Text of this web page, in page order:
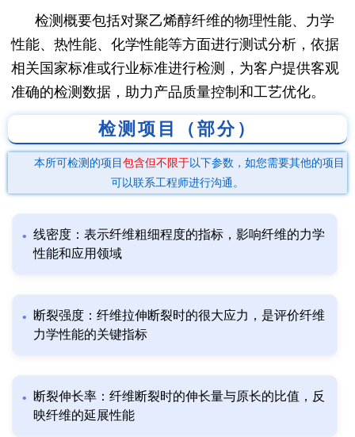
检测概要包括对聚乙烯醇纤维的物理性能、力学
性能、热性能、化学性能等方面进行测试分析，依据
相关国家标准或行业标准进行检测，为客户提供客观
准确的检测数据，助力产品质量控制和工艺优化。
检测项目（部分）
本所可检测的项目 包含但不限于以下参数，如您需要其他的项目
可以联系工程师进行沟通。
线密度：表示纤维粗细程度的指标，影响纤维的力学
性能和应用领域
断裂强度：纤维拉伸断裂时的很大应力，是评价纤维
力学性能的关键指标
断裂伸长率：纤维断裂时的伸长量与原长的比值，反
映纤维的延展性能